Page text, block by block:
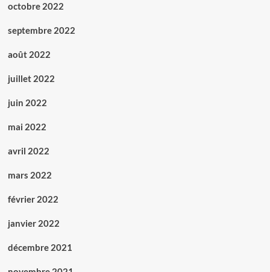
octobre 2022
septembre 2022
août 2022
juillet 2022
juin 2022
mai 2022
avril 2022
mars 2022
février 2022
janvier 2022
décembre 2021